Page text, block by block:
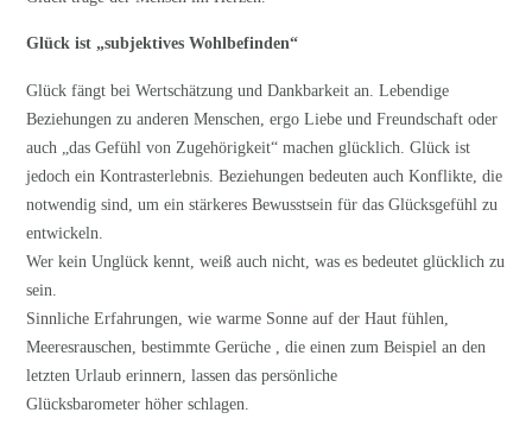
Glück ist „subjektives Wohlbefinden“
Glück fängt bei Wertschätzung und Dankbarkeit an. Lebendige
Beziehungen zu anderen Menschen, ergo Liebe und Freundschaft oder
auch „das Gefühl von Zugehörigkeit“ machen glücklich. Glück ist
jedoch ein Kontrasterlebnis. Beziehungen bedeuten auch Konflikte, die
notwendig sind, um ein stärkeres Bewusstsein für das Glücksgefühl zu
entwickeln.
Wer kein Unglück kennt, weiß auch nicht, was es bedeutet glücklich zu
sein.
Sinnliche Erfahrungen, wie warme Sonne auf der Haut fühlen,
Meeresrauschen, bestimmte Gerüche , die einen zum Beispiel an den
letzten Urlaub erinnern, lassen das persönliche
Glücksbarometer höher schlagen.